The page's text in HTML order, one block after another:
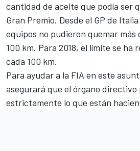
cantidad de aceite que podía ser
Gran Premio. Desde el GP de
equipos no pudieron quemar más
100 km. Para 2018, el límite se ha
cada 100 km.
Para ayudar a la FIA en este
asegurará que el órgano directivo
estrictamente lo que están